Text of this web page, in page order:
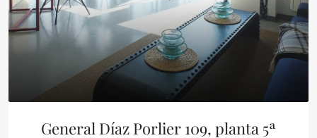
General Díaz Porlier 109, planta 5ª